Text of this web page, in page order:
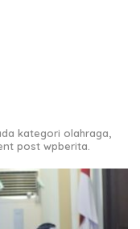
kategori olahraga,
post wpberita.